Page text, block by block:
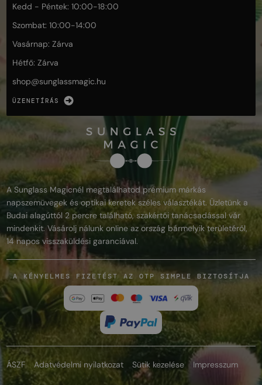
Kedd - Péntek: 10:00-18:00
Szombat: 10:00-14:00
Vasárnap: Zárva
Hétfő: Zárva
shop@sunglassmagic.hu
ÜZENETÍRÁS
A Sunglass Magicnél megtalálhatod prémium márkás
napszemüvegek és optikai keretek széles választékát. Üzletünk a
Budai alagúttól 2 percre található, szakértői tanácsadással vár
mindenkit. Vásárolj nálunk online az ország bármelyik területéről,
14 napos visszaküldési garanciával.
A KÉNYELMES FIZETÉST AZ OTP SIMPLE BIZTOSÍTJA
ÁSZF Adatvédelmi nyilatkozat Sütik kezelése Impresszum